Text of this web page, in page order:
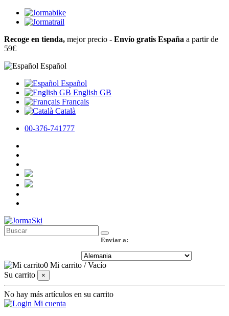
Recoge en tienda, mejor precio - Envío gratis España a partir de
59€
Español
Español
English GB
Français
Català
00-376-741777
Enviar a:
0 Mi carrito /Vacío
Su carrito
×
No hay más artículos en su carrito
Mi cuenta